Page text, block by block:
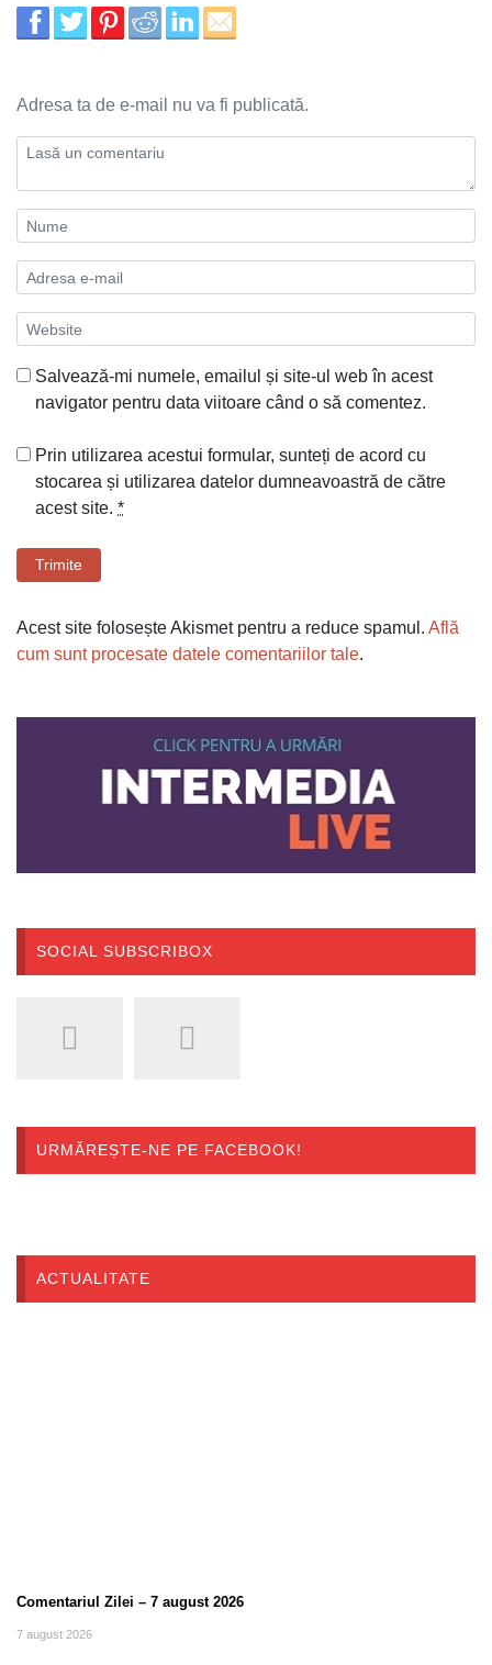
Adresa ta de e-mail nu va fi publicată.
Salvează-mi numele, emailul și site-ul web în acest
navigator pentru data viitoare când o să comentez.
Prin utilizarea acestui formular, sunteți de acord cu
stocarea și utilizarea datelor dumneavoastră de către
acest site. *
Trimite
Acest site folosește Akismet pentru a reduce spamul. Află
cum sunt procesate datele comentariilor tale.
SOCIAL SUBSCRIBOX
URMĂREȘTE-NE PE FACEBOOK!
ACTUALITATE
Comentariul Zilei – 7 august 2026
7 august 2026